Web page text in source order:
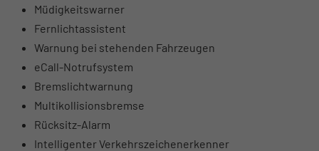
Müdigkeitswarner
Fernlichtassistent
Warnung bei stehenden Fahrzeugen
eCall-Notrufsystem
Bremslichtwarnung
Multikollisionsbremse
Rücksitz-Alarm
Intelligenter Verkehrszeichenerkenner